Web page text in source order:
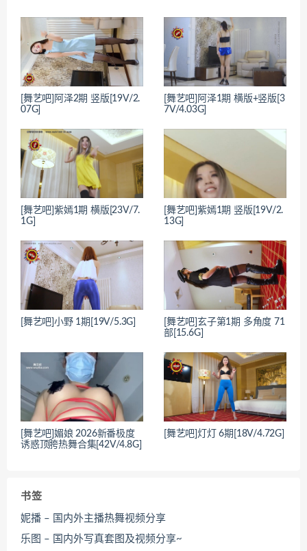
[舞艺吧]阿泽2期 竖版[19V/2.
07G]
[舞艺吧]阿泽1期 横版+竖版[3
7V/4.03G]
[舞艺吧]紫嫣1期 横版[23V/7.
1G]
[舞艺吧]紫嫣1期 竖版[19V/2.
13G]
[舞艺吧]小野 1期[19V/5.3G]
[舞艺吧]玄子第1期 多角度 71
部[15.6G]
[舞艺吧]媚娘 2026新番极度
诱惑顶胯热舞合集[42V/4.8G]
[舞艺吧]灯灯 6期[18V/4.72G]
书签
妮播 – 国内外主播热舞视频分享
乐图 – 国内外写真套图及视频分享~